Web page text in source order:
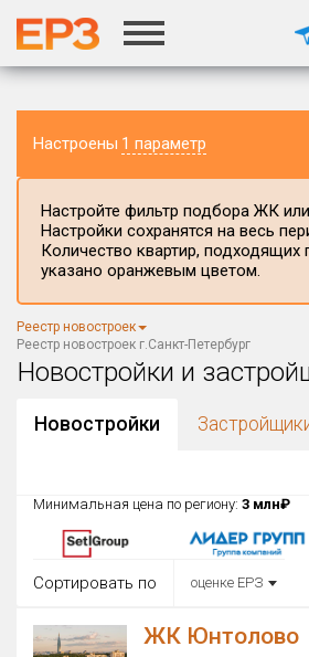
Настроены 1 параметр
г.Санкт-Петербург
Район в регионе
Все
Район в городе
Настройте фильтр подбора ЖК
Настройки сохранятся на весь
Количество квартир, подходящих
указано оранжевым цветом.
Реестр новостроек
Реестр новостроек г.Санкт-Петербург
Новостройки и
Новостройки
Минимальная цена по региону: 3 млн₽
Сортировать по оценке ЕРЗ
ЖК Юнтолово